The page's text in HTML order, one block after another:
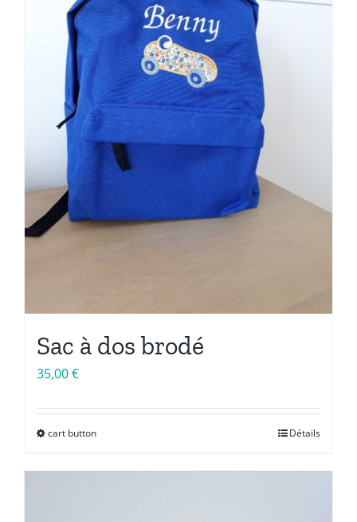
Sac à dos brodé
35,00€
cart buttonCe
Détails